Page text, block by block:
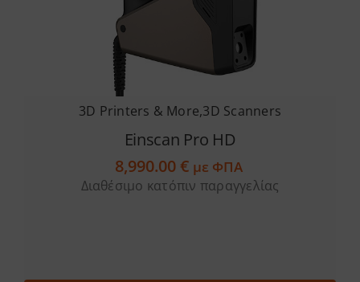
3D Printers & More,3D Scanners
Einscan Pro HD
8,990.00€ με ΦΠΑ
Διαθέσιμο κατόπιν παραγγελίας